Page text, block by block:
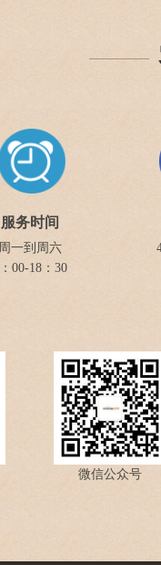
服务时间
周一到周六
00-18：30
微信公众号